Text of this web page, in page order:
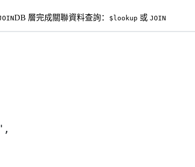
DB 層完成關聯資料查詢： $lookup 或 JOIN
,